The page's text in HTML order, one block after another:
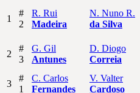
1
#
2
R. Rui
Madeira
N. Nuno R.
da Silva
2
#
3
G. Gil
Antunes
D. Diogo
Correia
3
#
1
C. Carlos
Fernandes
V. Valter
Cardoso